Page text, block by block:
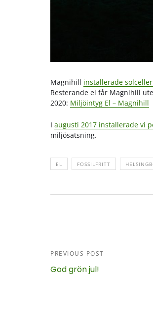
Magnihill installerade
Resterande el får Magnihill
2020: Miljöintyg El – Magnihill
I augusti 2017 installerade vi
miljösatsning.
EL FOSSILFRITT
PREVIOUS POST
God grön jul!